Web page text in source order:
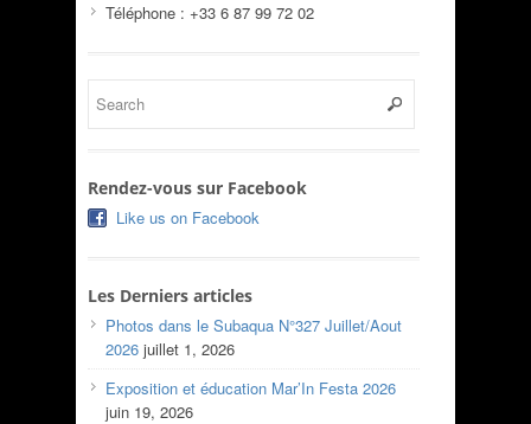
Téléphone : +33 6 87 99 72 02
Rendez-vous sur Facebook
Like us on Facebook
Les Derniers articles
Photos dans le Subaqua N°327 Juillet/Aout
2026 juillet 1, 2026
Exposition et éducation Mar’In Festa 2026
juin 19, 2026